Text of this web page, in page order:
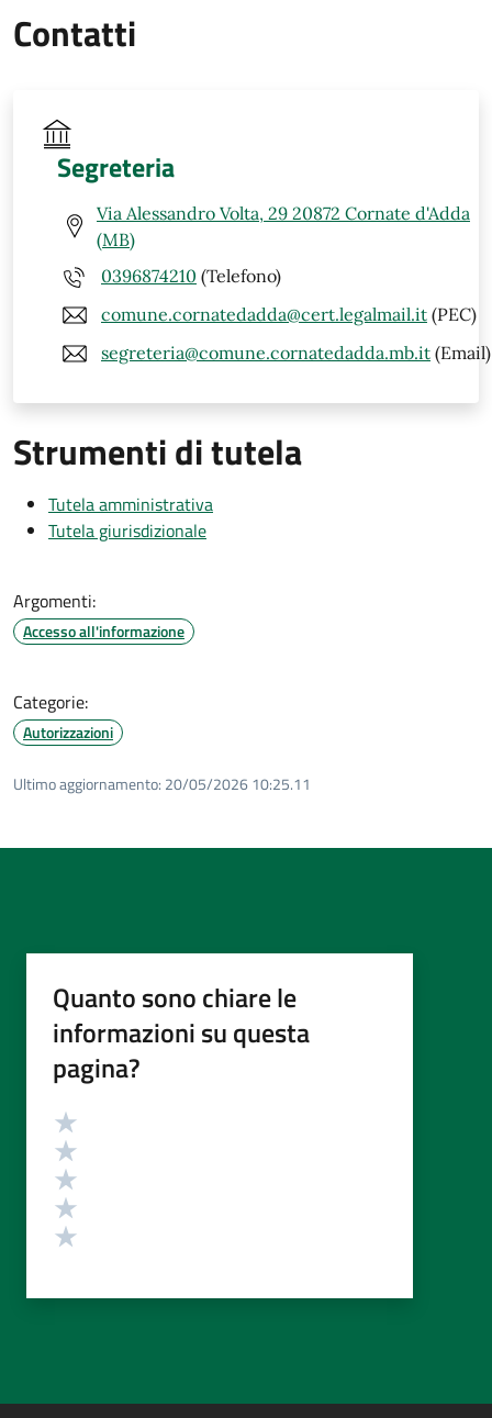
Contatti
Segreteria
Via Alessandro Volta, 29 20872 Cornate d'Adda
(MB)
0396874210 (Telefono)
comune.cornatedadda@cert.legalmail.it (PEC)
segreteria@comune.cornatedadda.mb.it (Email)
Strumenti di tutela
Tutela amministrativa
Tutela giurisdizionale
Argomenti:
Accesso all'informazione
Categorie:
Autorizzazioni
Ultimo aggiornamento: 20/05/2026 10:25.11
Quanto sono chiare le
informazioni su questa
pagina?
Valutazione